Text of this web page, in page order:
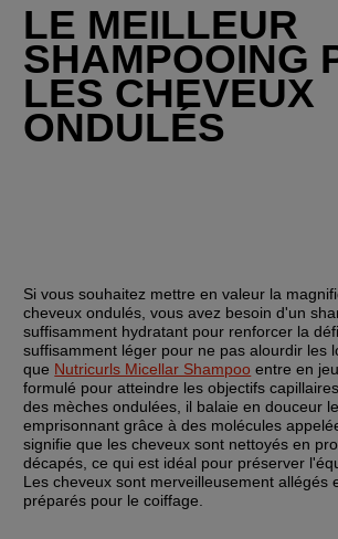
LE MEILLEUR
SHAMPOOING
LES CHEVEUX
ONDULÉS
Si vous souhaitez mettre en valeur la
cheveux ondulés, vous avez besoin d'un
suffisamment hydratant pour renforcer la
suffisamment léger pour ne pas alourdir les
que Nutricurls Micellar Shampoo entre en
formulé pour atteindre les objectifs
des mèches ondulées, il balaie en douceur
emprisonnant grâce à des molécules
signifie que les cheveux sont nettoyés en
décapés, ce qui est idéal pour préserver
Les cheveux sont merveilleusement allégés
préparés pour le coiffage.